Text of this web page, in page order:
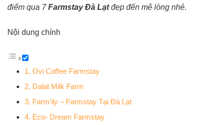
điểm qua 7Farmstay Đà Lạtđẹp đến mê lòng nhé.
Nội dung chính
1. Ovi Coffee Farmstay
2. Dalat Milk Farm
3. Farm’ily – Farmstay Tại Đà Lạt
4. Eco- Dream Farmstay